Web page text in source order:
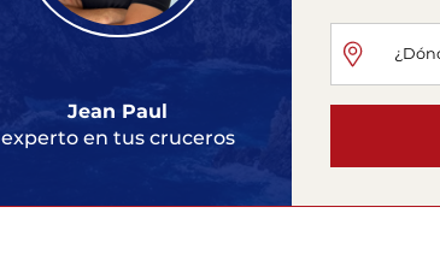
Jean Paul
experto en tus cruceros